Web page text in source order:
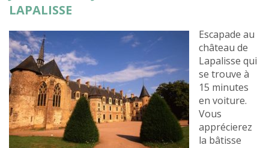
LAPALISSE
Escapade au
château de
Lapalisse qui
se trouve à
15 minutes
en voiture.
Vous
apprécierez
la bâtisse